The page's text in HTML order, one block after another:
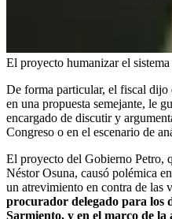
El proyecto humanizar el
De forma particular, el fiscal dijo
en una propuesta semejante, le
encargado de discutir y
Congreso o en el escenario de
El proyecto del Gobierno Petro,
Néstor Osuna, causó polémica
un atrevimiento en contra de las
procurador delegado para los
Sarmiento, y en el marco de